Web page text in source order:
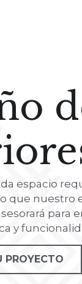
espacio
que nuestro
para
y
PROYECTO